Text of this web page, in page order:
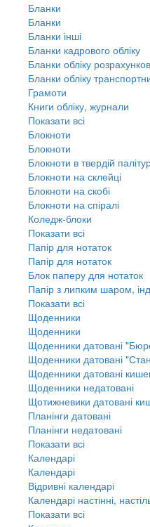
Бланки
Бланки
Бланки інші
Бланки кадрового обліку
Бланки обліку
Бланки обліку
Грамоти
Книги обліку, журнали
Показати всі
Блокноти
Блокноти
Блокноти в твердій
Блокноти на склейці
Блокноти на скобі
Блокноти на спіралі
Коледж-блоки
Показати всі
Папір для нотаток
Папір для нотаток
Блок паперу для нотаток
Папір з липким шаром,
Показати всі
Щоденники
Щоденники
Щоденники датовані
Щоденники датовані
Щоденники датовані
Щоденники недатовані
Щотижневики датовані
Планінги датовані
Планінги недатовані
Показати всі
Календарі
Календарі
Відривні календарі
Календарі настінні,
Показати всі